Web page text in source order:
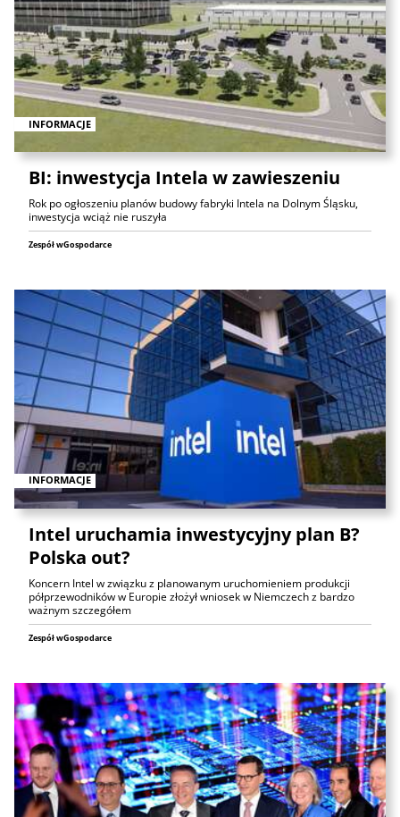
INFORMACJE
BI: inwestycja Intela w zawieszeniu
Rok po ogłoszeniu planów budowy fabryki Intela na Dolnym Śląsku,
inwestycja wciąż nie ruszyła
Zespół wGospodarce
INFORMACJE
Intel uruchamia inwestycyjny plan B?
Polska out?
Koncern Intel w związku z planowanym uruchomieniem produkcji
półprzewodników w Europie złożył wniosek w Niemczech z bardzo
ważnym szczegółem
Zespół wGospodarce